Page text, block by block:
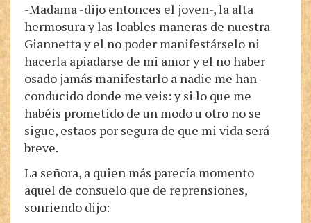
-Madama -dijo entonces el joven-, la alta
hermosura y las loables maneras de nuestra
Giannetta y el no poder manifestárselo ni
hacerla apiadarse de mi amor y el no haber
osado jamás manifestarlo a nadie me han
conducido donde me veis: y si lo que me
habéis prometido de un modo u otro no se
sigue, estaos por segura de que mi vida será
breve.
La señora, a quien más parecía momento
aquel de consuelo que de reprensiones,
sonriendo dijo: